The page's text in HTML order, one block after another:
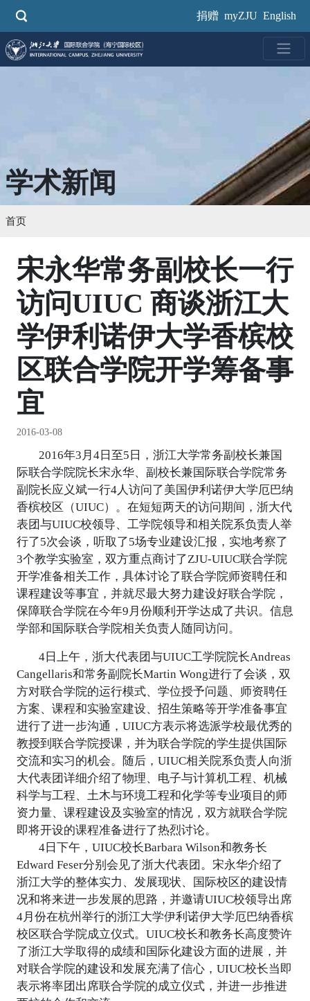
捐赠 myZJU English
学术新闻
首页
宋永华常务副校长一行
访问UIUC 商谈浙江大
学伊利诺伊大学香槟校
区联合学院开学筹备事
宜
2016-03-08
2016年3月4日至5日，浙江大学常务副校长兼国
际联合学院院长宋永华、副校长兼国际联合学院常务
副院长应义斌一行4人访问了美国伊利诺伊大学厄巴纳
香槟校区（UIUC）。在短短两天的访问期间，浙大代
表团与UIUC校领导、工学院领导和相关院系负责人举
行了5次会谈，听取了5场专业建设汇报，实地考察了
3个教学实验室，双方重点商讨了ZJU-UIUC联合学院
开学准备相关工作，具体讨论了联合学院师资聘任和
课程建设等事宜，并就尽最大努力建设好联合学院，
保障联合学院在今年9月份顺利开学达成了共识。信息
学部和国际联合学院相关负责人随同访问。
4日上午，浙大代表团与UIUC工学院院长Andreas
Cangellaris和常务副院长Martin Wong进行了会谈，双
方对联合学院的运行模式、学位授予问题、师资聘任
方案、课程和实验室建设、招生策略等开学准备事宜
进行了进一步沟通，UIUC方表示将选派学校最优秀的
教授到联合学院授课，并为联合学院的学生提供国际
交流和实习的机会。随后，UIUC相关院系负责人向浙
大代表团详细介绍了物理、电子与计算机工程、机械
科学与工程、土木与环境工程和化学等专业项目的师
资力量、课程建设及实验室的情况，双方就联合学院
即将开设的课程准备进行了热烈讨论。
4日下午，UIUC校长Barbara Wilson和教务长
Edward Feser分别会见了浙大代表团。宋永华介绍了
浙江大学的整体实力、发展现状、国际校区的建设情
况和将来进一步发展的思路，并邀请UIUC校领导出席
4月份在杭州举行的浙江大学伊利诺伊大学厄巴纳香槟
校区联合学院成立仪式。UIUC校长和教务长高度赞许
了浙江大学取得的成绩和国际化建设方面的进展，并
对联合学院的建设和发展充满了信心，UIUC校长当即
表示将率团出席联合学院的成立仪式，并进一步推进